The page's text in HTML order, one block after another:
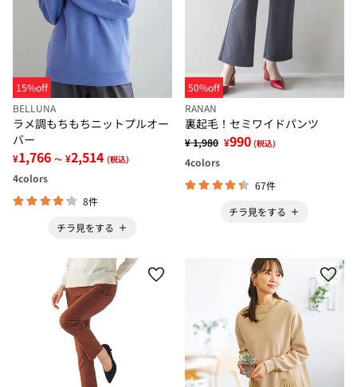
15%off
BELLUNA
ラメ調もちもちニットプルオー
バー
¥1,766 ～ ¥2,514 (税込)
4colors
8件
チラ見をする
50%off
RANAN
裏起毛！セミワイドパンツ
¥ 1,980 ¥990 (税込)
4colors
67件
チラ見をする